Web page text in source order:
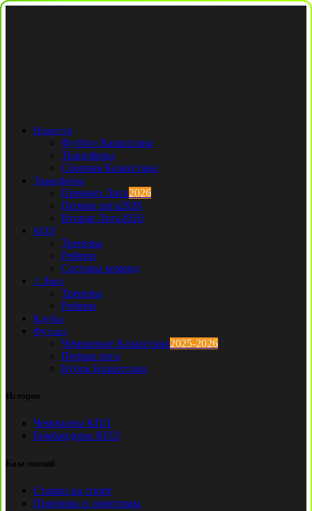
Новости
Футбол Казахстана
Трансферы
Сборная Казахстана
Трансферы
Премьер Лига2026
Первая лига2026
Вторая Лига2026
КПЛ
Тренеры
Рефери
Составы команд
1 Лига
Тренеры
Рефери
Клубы
Футзал
Чемпионат Казахстана2025-2026
Первая лига
Кубок Казахстана
История
Чемпионы КПЛ
Бомбардиры КПЛ
База знаний
Ставки на спорт
Причины и симптомы